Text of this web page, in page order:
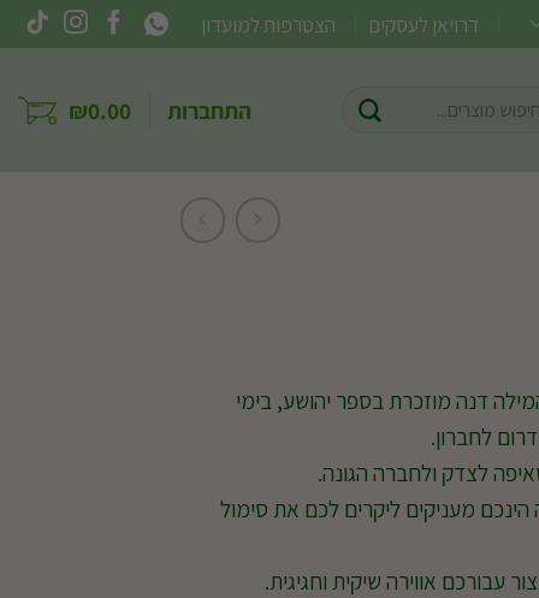
דרויאן לעסקים הצטרפות למועדון
התחברות ₪0.00
דנה מוזכרת בספר יהושע, בימי
לחברון.
לצדק ולחברה הגונה.
מעניקים ליקרים לכם את סימול
עבורכם אווירה שיקית וחגיגית.